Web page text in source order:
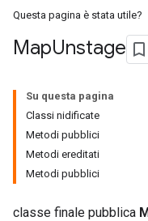
Questa pagina è stata utile?
MapUnstage
Su questa pagina
Classi nidificate
Metodi pubblici
Metodi ereditati
Metodi pubblici
classe finale pubblica